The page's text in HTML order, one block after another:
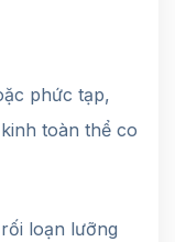
phức tạp,
toàn thể co
loạn lưỡng